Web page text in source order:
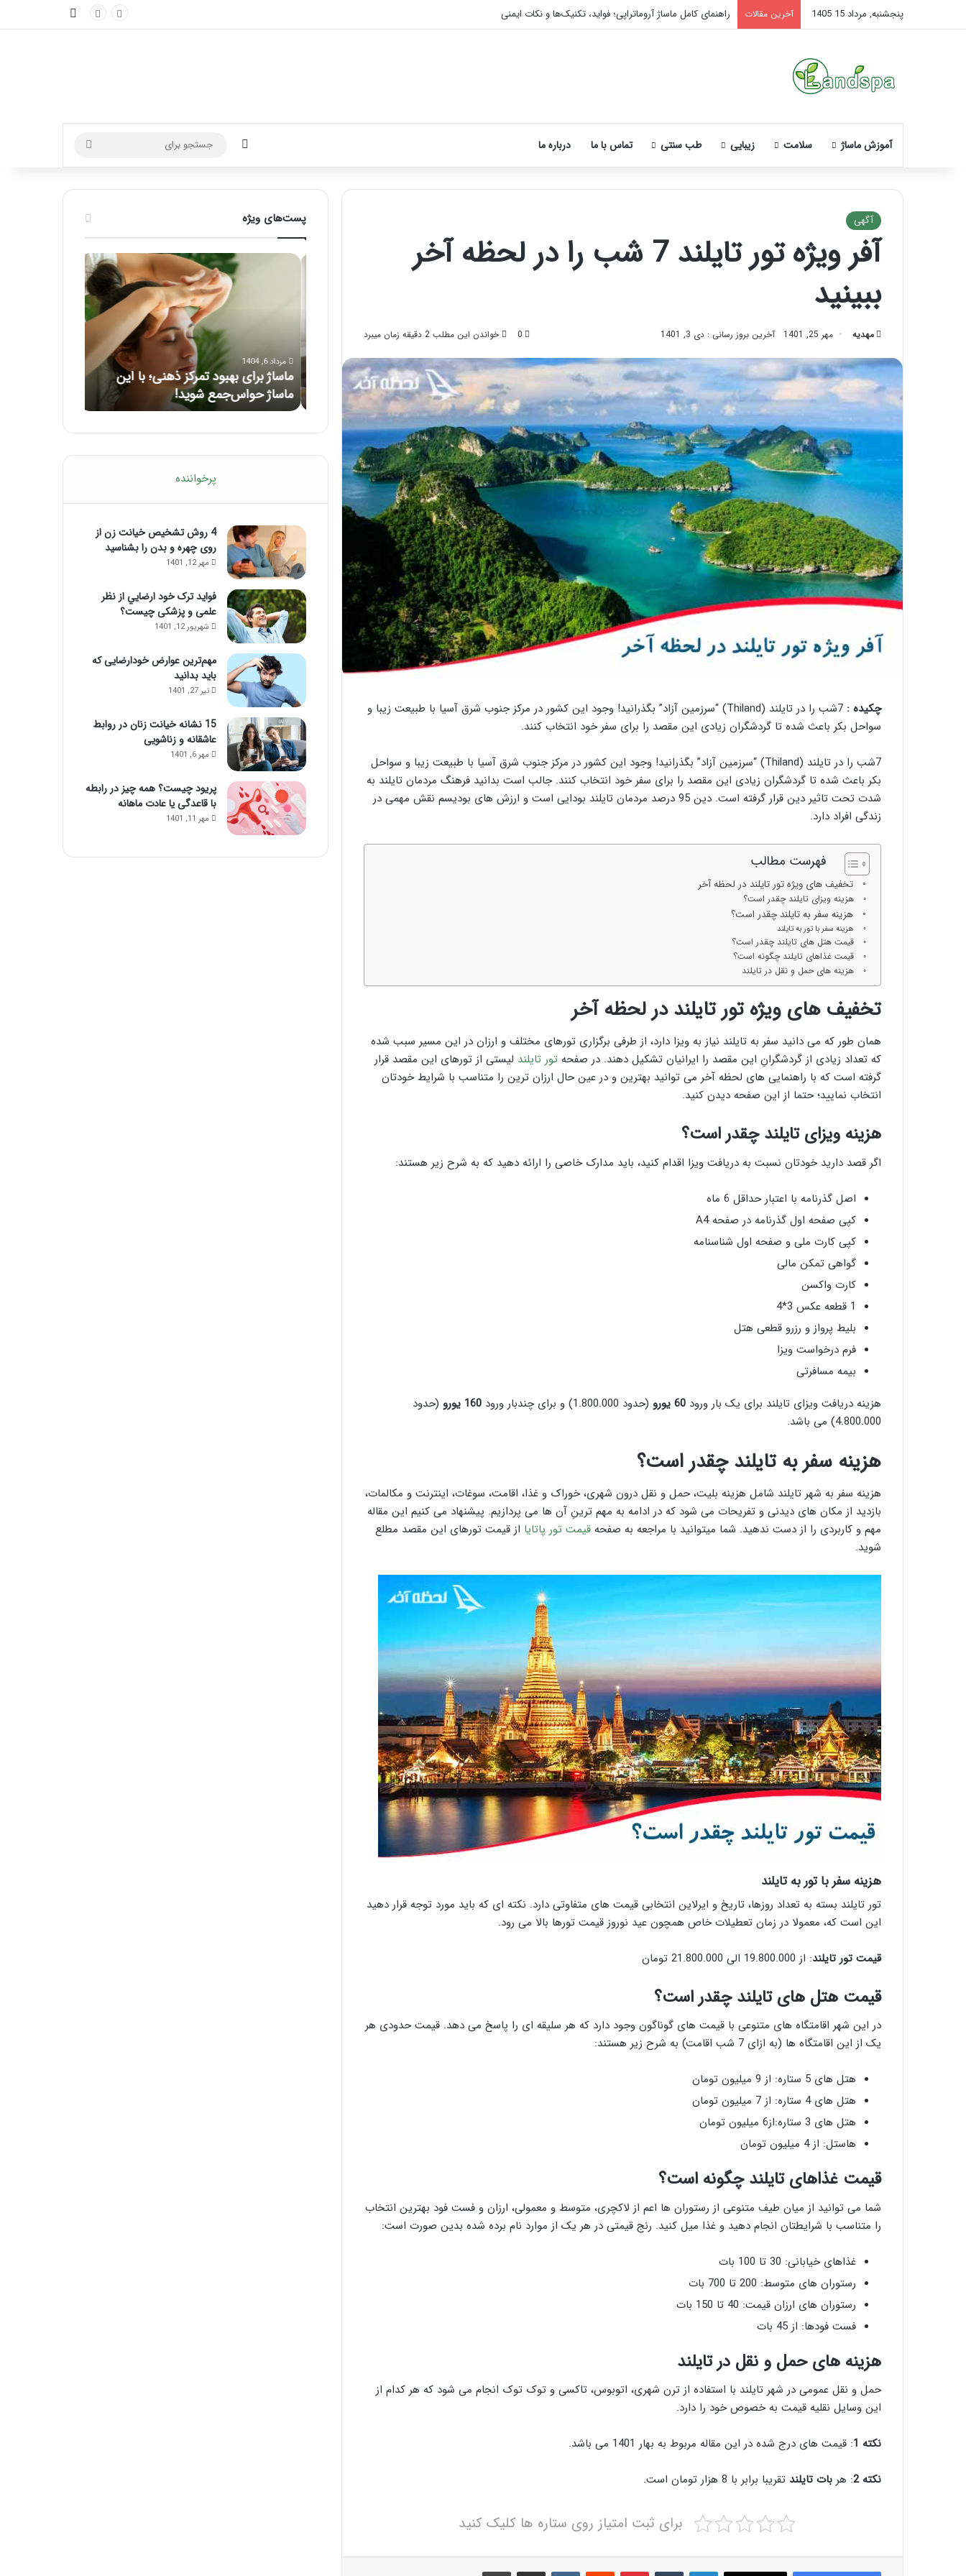
پنجشنبه, مرداد 15 1405 آخرین مقالات تاثیر ماساژ بر افسردگی؛ با ماساژ درمانی افسردگی را درمان کنید!
آموزش ماساژ سلامت زیبایی طب سنتی تماس با ما درباره ما تغییر پوسته
برای
آگهی
آفر ویژه تور تایلند 7 شب را در لحظه آخر
ببینید
مهدیه مهر 25, 1401 آخرین بروز رسانی : دی 3, 1401 0 خواندن این مطلب 2 دقیقه زمان میبرد
چکیده :
7شب را در تایلند (Thiland) “سرزمین آزاد” بگذرانید! وجود این کشور در مرکز جنوب شرق آسیا با طبیعت زیبا و
سواحل بکر باعث شده تا گردشگران زیادی این مقصد را برای سفر خود انتخاب کنند.
7شب را در تایلند (Thiland) “سرزمین آزاد” بگذرانید! وجود این کشور در مرکز جنوب شرق آسیا با طبیعت زیبا و سواحل
بکر باعث شده تا گردشگران زیادی این مقصد را برای سفر خود انتخاب کنند. جالب است بدانید فرهنگ مردمان تایلند به
شدت تحت تاثیر دین قرار گرفته است. دین 95 درصد مردمان تایلند بودایی است و ارزش های بودیسم نقش مهمی در
زندگی افراد دارد.
فهرست مطالب
تخفیف های ویژه تور تایلند در لحظه آخر
هزینه ویزای تایلند چقدر است؟
هزینه سفر به تایلند چقدر است؟
هزینه سفر با تور به تایلند
قیمت هتل های تایلند چقدر است؟
قیمت غذاهای تایلند چگونه است؟
هزینه‌ های حمل و نقل در تایلند
تخفیف های ویژه تور تایلند در لحظه آخر
همان طور که می دانید سفر به تایلند نیاز به ویزا دارد، از طرفی برگزاری تورهای مختلف و ارزان در این مسیر سبب شده
که تعداد زیادی از گردشگرانِ این مقصد را ایرانیان تشکیل دهند. در صفحه تور تایلند لیستی از تورهای این مقصد قرار
گرفته است که با راهنمایی های لحظه آخر می توانید بهترین و در عین حال ارزان ترین را متناسب با شرایط خودتان
انتخاب نمایید؛ حتما از این صفحه دیدن کنید.
هزینه ویزای تایلند چقدر است؟
اگر قصد دارید خودتان نسبت به دریافت ویزا اقدام کنید، باید مدارک خاصی را ارائه دهید که به شرح زیر هستند:
اصل گذرنامه با اعتبار حداقل 6 ماه
کپی صفحه اول گذرنامه در صفحه A4
کپی کارت ملی و صفحه اول شناسنامه
گواهی تمکن مالی
کارت واکسن
1 قطعه عکس 3*4
بلیط پرواز و رزرو قطعی هتل
فرم درخواست ویزا
بیمه مسافرتی
هزینه دریافت ویزای تایلند برای یک بار ورود 60 یورو (حدود 1.800.000) و برای چندبار ورود 160 یورو (حدود
4.800.000) می باشد.
هزینه سفر به تایلند چقدر است؟
هزینه سفر به شهر تایلند شامل هزینه بلیت، حمل و نقل درون شهری، خوراک و غذا، اقامت، سوغات، اینترنت و مکالمات،
بازدید از مکان های دیدنی و تفریحات می شود که در ادامه به مهم ترینِ آن ها می پردازیم. پیشنهاد می کنیم این مقاله
مهم و کاربردی را از دست ندهید. شما میتوانید با مراجعه به صفحه قیمت تور پاتایا از قیمت تورهای این مقصد مطلع
شوید.
هزینه سفر با تور به تایلند
تور تایلند بسته به تعداد روزها، تاریخ و ایرلاین انتخابی قیمت های متفاوتی دارد. نکته ای که باید مورد توجه قرار دهید
این است که، معمولا در زمان تعطیلات خاص همچون عید نوروز قیمت تورها بالا می رود.
قیمت تور تایلند: از 19.800.000 الی 21.800.000 تومان
قیمت هتل های تایلند چقدر است؟
در این شهر اقامتگاه های متنوعی با قیمت های گوناگون وجود دارد که هر سلیقه ای را پاسخ می دهد. قیمت حدودی هر
یک از این اقامتگاه ها (به ازای 7 شب اقامت) به شرح زیر هستند:
هتل های 5 ستاره: از 9 میلیون تومان
هتل های 4 ستاره: از 7 میلیون تومان
هتل های 3 ستاره:از6 میلیون تومان
هاستل: از 4 میلیون تومان
قیمت غذاهای تایلند چگونه است؟
شما می توانید از میان طیف متنوعی از رستوران ها اعم از لاکچری، متوسط و معمولی، ارزان و فست فود بهترین انتخاب
را متناسب با شرایطتان انجام دهید و غذا میل کنید. رنج قیمتی در هر یک از موارد نام برده شده بدین صورت است:
غذاهای خیابانی: 30 تا 100 بات
رستوران های متوسط: 200 تا 700 بات
رستوران های ارزان قیمت: 40 تا 150 بات
فست فودها: از 45 بات
هزینه‌ های حمل و نقل در تایلند
حمل و نقل عمومی در شهر تایلند با استفاده از ترن شهری، اتوبوس، تاکسی و توک توک انجام می شود که هر کدام از
این وسایل نقلیه قیمت به خصوص خود را دارد.
نکته 1: قیمت های درج شده در این مقاله مربوط به بهار 1401 می باشد.
نکته2: هر بات تایلند تقریبا برابر با 8 هزار تومان است.
برای ثبت امتیاز روی ستاره ها کلیک کنید
لینکدین ‫تامبلر پینترست‫رددیت ‫VKontakteاشتراک گذاری از طریق ایمیل چاپ
پست‌های ویژه
نحوه
ماساژ
تزریق
و
نبایدهای
تیر 28, 1404
نحوه ماساژ صورت بعد از تزریق چربی؛
بایدها و نبایدهای آن!
آموزش
آموزش شکستن قولنج در خانه
ماساژ
با
این
ماساژ
حواس‌جمع
شوید!
مرداد 6, 1404
ماساژ برای بهبود تمرکز ذهنی؛ با این
ماساژ حواس‌جمع شوید!
راهنمای
کامل
آموزش
ماساژ
لب
ژل
پرخواننده
4 روش تشخیص خیانت زن از
روی چهره و بدن را بشناسید
مهر 12, 1401
فواید ترک خود ارضايي از نظر
علمی و پزشکی چیست؟
شهریور 12, 1401
مهم‌ترین عوارض خودارضایی که
باید بدانید
تیر 27, 1401
15 نشانه خیانت زنان در روابط
عاشقانه و زناشویی
مهر 6, 1401
پریود چیست؟ همه چیز در رابطه
با قاعدگی یا عادت ماهانه
مهر 11, 1401